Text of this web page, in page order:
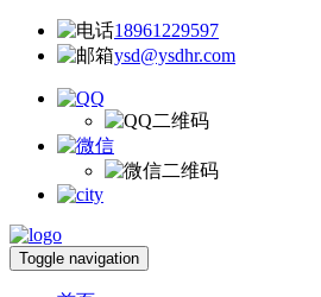
18961229597
ysd@ysdhr.com
Toggle navigation